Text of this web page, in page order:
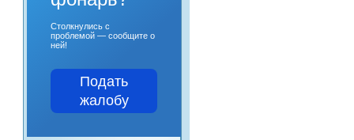
Столкнулись с
проблемой — сообщите о
ней!
Подать
жалобу